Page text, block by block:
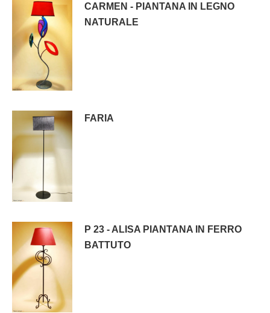
CARMEN - PIANTANA IN LEGNO
NATURALE
FARIA
P 23 - ALISA PIANTANA IN FERRO
BATTUTO